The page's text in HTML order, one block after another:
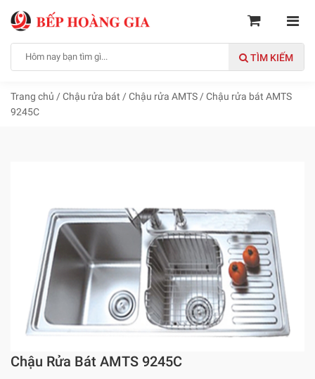
TÌM KIẾM
Trang chủ /Chậu rửa bát /Chậu rửa AMTS /Chậu rửa bát AMTS
9245C
Chậu Rửa Bát AMTS 9245C